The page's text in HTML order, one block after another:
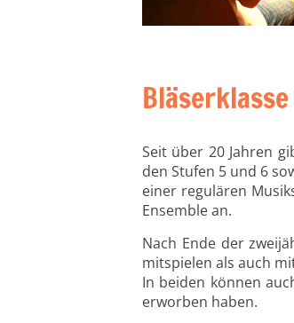
Seit über 20 Jahren
den Stufen 5 und 6
einer regulären
Ensemble an.
Nach Ende der
mitspielen als auch
In beiden können
erworben haben.